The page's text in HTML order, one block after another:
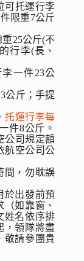
可托運行李
限重7公斤
重25公斤(不
行李(長、
李一件23公
公斤；手提
托運行李每
件8公斤。
公司規定額
航空公司公
間，勿耽誤
於出發前預
如靠窗、
姓名依序排
，領隊將盡
敬請參團貴